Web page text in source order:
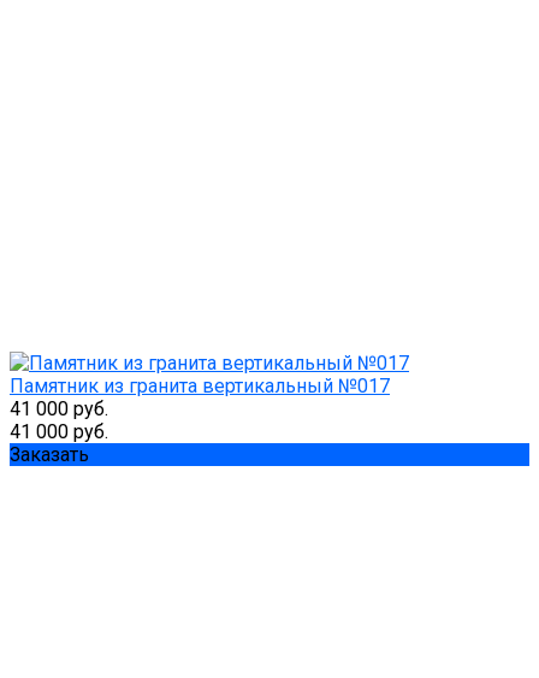
Памятник из гранита вертикальный №017
41 000 руб.
41 000 руб.
Заказать